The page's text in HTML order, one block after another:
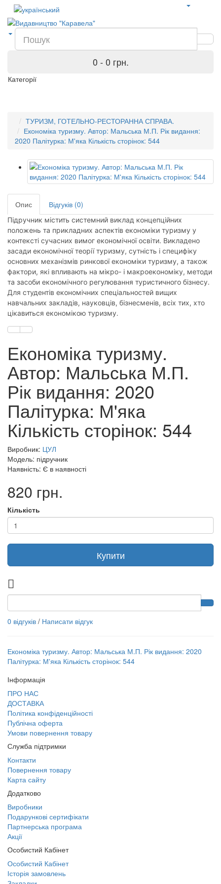
0 - 0 грн.
Категорії
ТУРИЗМ, ГОТЕЛЬНО-РЕСТОРАННА СПРАВА.
Економіка туризму. Автор: Мальська М.П. Рік видання:
2020 Палітурка: М'яка Кількість сторінок: 544
Опис Відгуків (0)
Підручник містить системний виклад концепційних
положень та прикладних аспектів економіки туризму у
контексті сучасних вимог економічної освіти. Викладено
засади економічної теорії туризму, сутність і специфіку
основних механізмів ринкової економіки туризму, а також
фактори, які впливають на мікро- і макроекономіку, методи
та засоби економічного регулювання туристичного бізнесу.
Для студентів економічних спеціальностей вищих
навчальних закладів, науковців, бізнесменів, всіх тих, хто
цікавиться економікою туризму.
Економіка туризму.
Автор: Мальська М.П.
Рік видання: 2020
Палітурка: М'яка
Кількість сторінок: 544
Виробник: ЦУЛ
Модель: підручник
Наявність: Є в наявності
820 грн.
Кількість
Купити
0 відгуків / Написати відгук
Економіка туризму. Автор: Мальська М.П. Рік видання: 2020
Палітурка: М'яка Кількість сторінок: 544
Інформація
ПРО НАС
ДОСТАВКА
Політика конфіденційності
Публічна оферта
Умови повернення товару
Служба підтримки
Контакти
Повернення товару
Карта сайту
Додатково
Виробники
Подарункові сертифікати
Партнерська програма
Акції
Особистий Кабінет
Особистий Кабінет
Історія замовлень